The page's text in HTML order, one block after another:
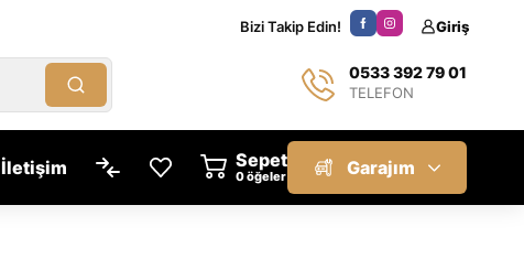
Bizi Takip Edin! Giriş
0533 392 79 01
TELEFON
İletişim Sepet
öğeler Garajım